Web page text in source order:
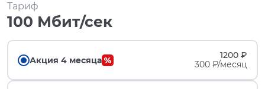
Тариф
100 Мбит/сек
Акция 4 месяца
1200 ₽
300 ₽/месяц